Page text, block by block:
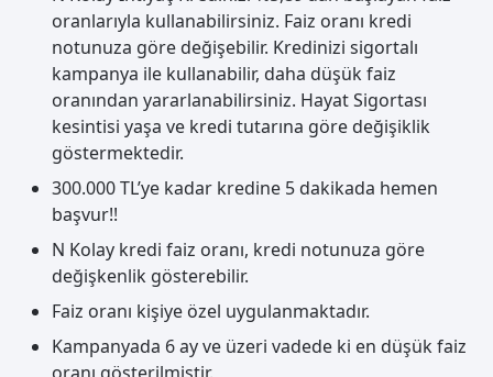
oranlarıyla kullanabilirsiniz. Faiz oranı kredi
notunuza göre değişebilir. Kredinizi sigortalı
kampanya ile kullanabilir, daha düşük faiz
oranından yararlanabilirsiniz. Hayat Sigortası
kesintisi yaşa ve kredi tutarına göre değişiklik
göstermektedir.
300.000 TL’ye kadar kredine 5 dakikada hemen
başvur!!
N Kolay kredi faiz oranı, kredi notunuza göre
değişkenlik gösterebilir.
Faiz oranı kişiye özel uygulanmaktadır.
Kampanyada 6 ay ve üzeri vadede ki en düşük faiz